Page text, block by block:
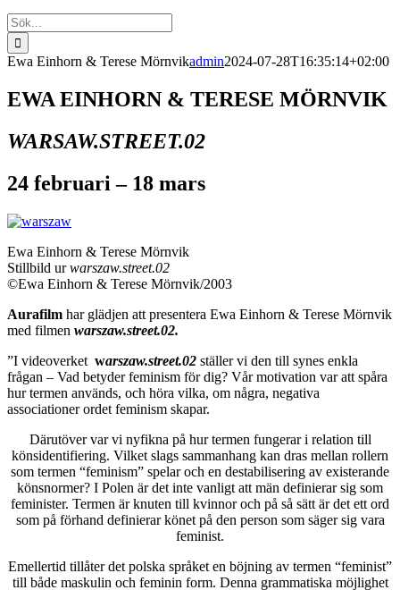
Sök
efter:
Ewa Einhorn & Terese Mörnvikadmin2024-07-28T16:35:14+02:00
EWA EINHORN & TERESE MÖRNVIK
WARSAW.STREET.02
24 februari – 18 mars
Ewa Einhorn & Terese Mörnvik
Stillbild urwarszaw.street.02
©Ewa Einhorn & Terese Mörnvik/2003
Aurafilm har glädjen att presentera Ewa Einhorn & Terese Mörnvik
med filmen warszaw.street.02.
”I videoverket warszaw.street.02 ställer vi den till synes enkla
frågan – Vad betyder feminism för dig? Vår motivation var att spåra
hur termen används, och höra vilka, om några, negativa
associationer ordet feminism skapar.
Därutöver var vi nyfikna på hur termen fungerar i relation till
könsidentifiering. Vilket slags sammanhang kan dras mellan rollern
som termen “feminism” spelar och en destabilisering av existerande
könsnormer? I Polen är det inte vanligt att män definierar sig som
feminister. Termen är knuten till kvinnor och på så sätt är det ett ord
som på förhand definierar könet på den person som säger sig vara
feminist.
Emellertid tillåter det polska språket en böjning av termen “feminist”
till både maskulin och feminin form. Denna grammatiska möjlighet